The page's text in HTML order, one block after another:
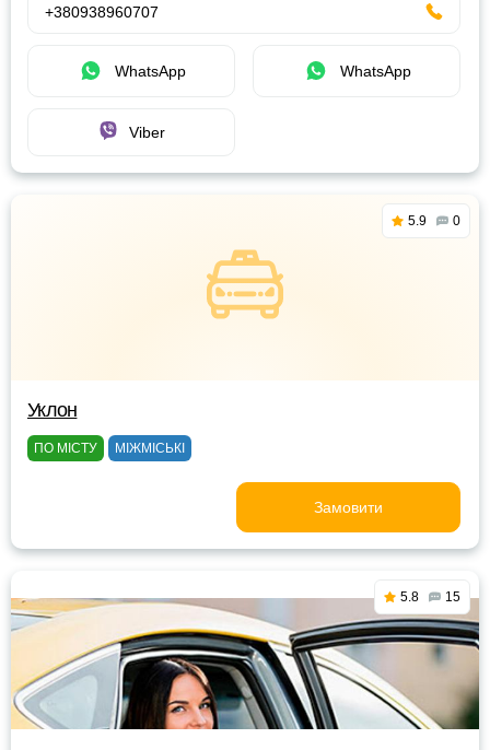
+380938960707
WhatsApp WhatsApp
Viber
5.9 0
Уклон
ПО МІСТУ МІЖМІСЬКІ
Замовити
5.8 15